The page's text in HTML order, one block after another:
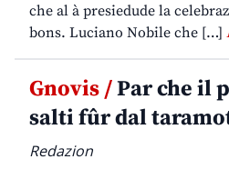
che al à presiedude la
bons. Luciano Nobile che […]
Gnovis /Par che il
salti fûr dal
Redazion